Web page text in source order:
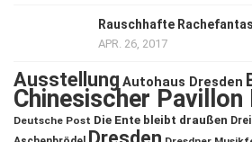
Rauschhafte
APR. 26, 2017
Ausstellung Autohaus Dresden
Chinesischer Pavillon
Deutsche Post Die Ente bleibt draußen